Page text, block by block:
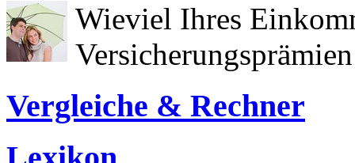
Wieviel Ihres
Vergleiche & Rechner